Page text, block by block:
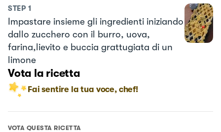
STEP 1
Impastare insieme gli ingredienti iniziando
dallo zucchero con il burro, uova,
farina,lievito e buccia grattugiata di un
limone
Vota la ricetta
Fai sentire la tua voce, chef!
VOTA QUESTA RICETTA